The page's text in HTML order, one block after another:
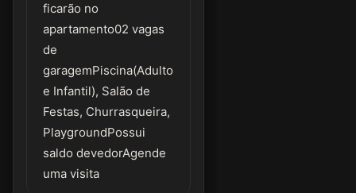
ficarão no
apartamento02 vagas
de
garagemPiscina(Adulto
e Infantil), Salão de
Festas, Churrasqueira,
PlaygroundPossui
saldo devedorAgende
uma visita